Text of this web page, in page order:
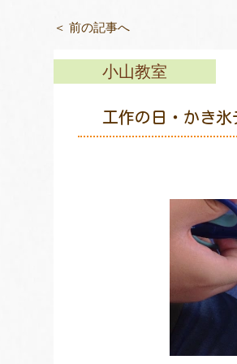
＜ 前の記事へ
小山教室
工作の日・かき氷